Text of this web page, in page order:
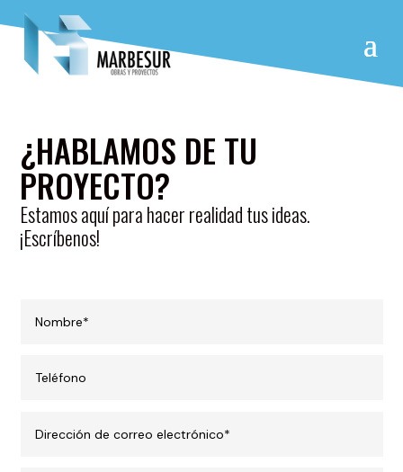
¿HABLAMOS DE TU
PROYECTO?
Estamos aquí para hacer realidad tus ideas.
¡Escríbenos!